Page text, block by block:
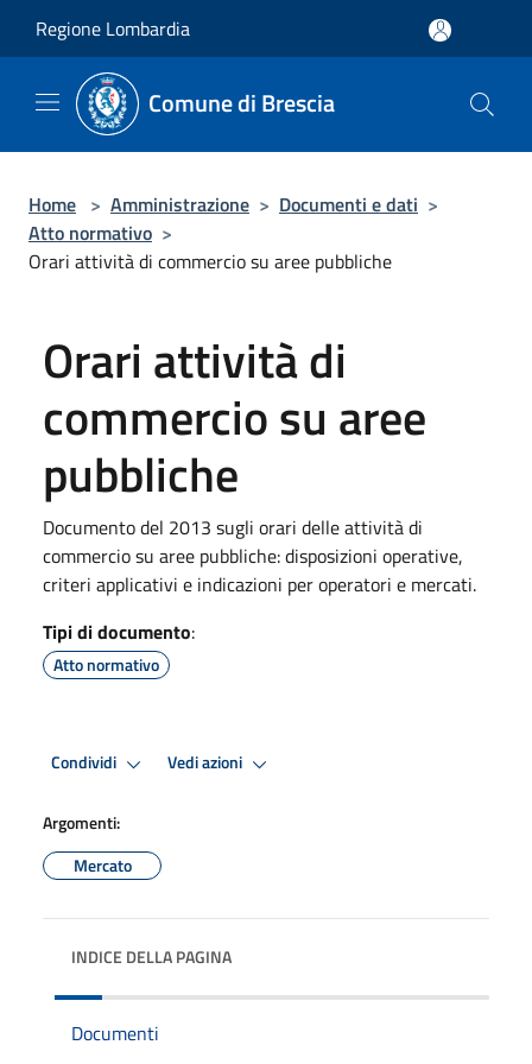
Regione Lombardia
Comune di Brescia
Home > Amministrazione > Documenti e dati >
Atto normativo >
Orari attività di commercio su aree pubbliche
Orari attività di
commercio su aree
pubbliche
Documento del 2013 sugli orari delle attività di
commercio su aree pubbliche: disposizioni operative,
criteri applicativi e indicazioni per operatori e mercati.
Tipi di documento:
Atto normativo
Condividi Vedi azioni
Argomenti:
Mercato
INDICE DELLA PAGINA
Documenti